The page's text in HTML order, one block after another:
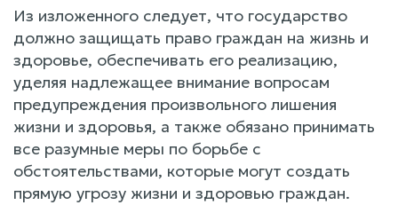
Из изложенного следует, что государство
должно защищать право граждан на жизнь и
здоровье, обеспечивать его реализацию,
уделяя надлежащее внимание вопросам
предупреждения произвольного лишения
жизни и здоровья, а также обязано принимать
все разумные меры по борьбе с
обстоятельствами, которые могут создать
прямую угрозу жизни и здоровью граждан.